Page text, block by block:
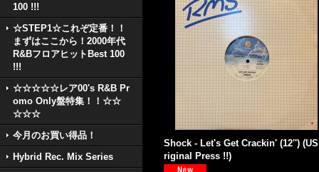
100 !!!
☆STEP1☆これぞ定番！！
まずはここから！2000年代
R&BフロアヒットBest 100
!!!
☆☆☆☆☆レア00's R&B Pr
omo Only盤特集！！☆☆
☆☆☆
今月のお買い得品！
Hybrid Rec. Mix Series
Shock - Let's Get Crackin' (12'')
riginal Press !!)